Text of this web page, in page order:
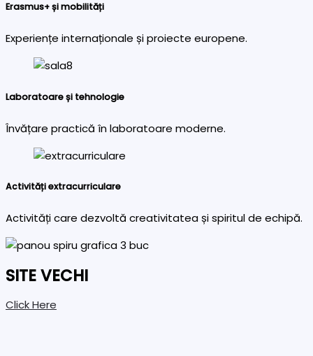
Erasmus+ și mobilități
Experiențe internaționale și proiecte europene.
Laboratoare și tehnologie
Învățare practică în laboratoare moderne.
Activități extracurriculare
Activități care dezvoltă creativitatea și spiritul de echipă.
SITE VECHI
Click Here